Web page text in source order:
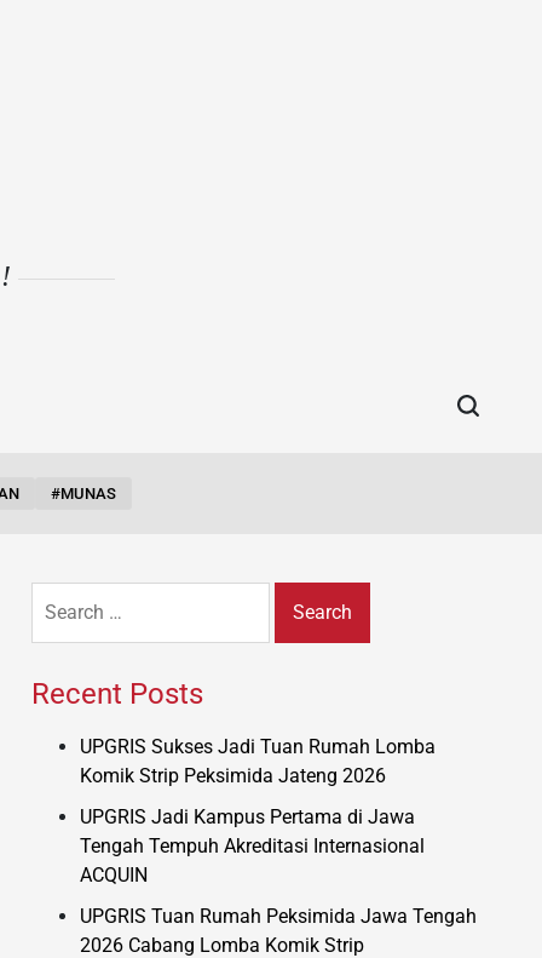
#MUNAS
for:
Recent Posts
UPGRIS Sukses Jadi Tuan Rumah Lomba
Komik Strip Peksimida Jateng 2026
UPGRIS Jadi Kampus Pertama di Jawa
Tengah Tempuh Akreditasi Internasional
ACQUIN
UPGRIS Tuan Rumah Peksimida Jawa Tengah
2026 Cabang Lomba Komik Strip